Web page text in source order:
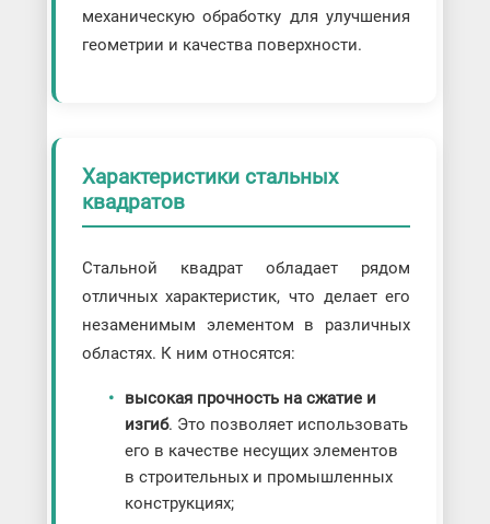
механическую обработку для улучшения
геометрии и качества поверхности.
Характеристики стальных
квадратов
Стальной квадрат обладает рядом
отличных характеристик, что делает его
незаменимым элементом в различных
областях. К ним относятся:
высокая прочность на сжатие и
изгиб. Это позволяет использовать
его в качестве несущих элементов
в строительных и промышленных
конструкциях;